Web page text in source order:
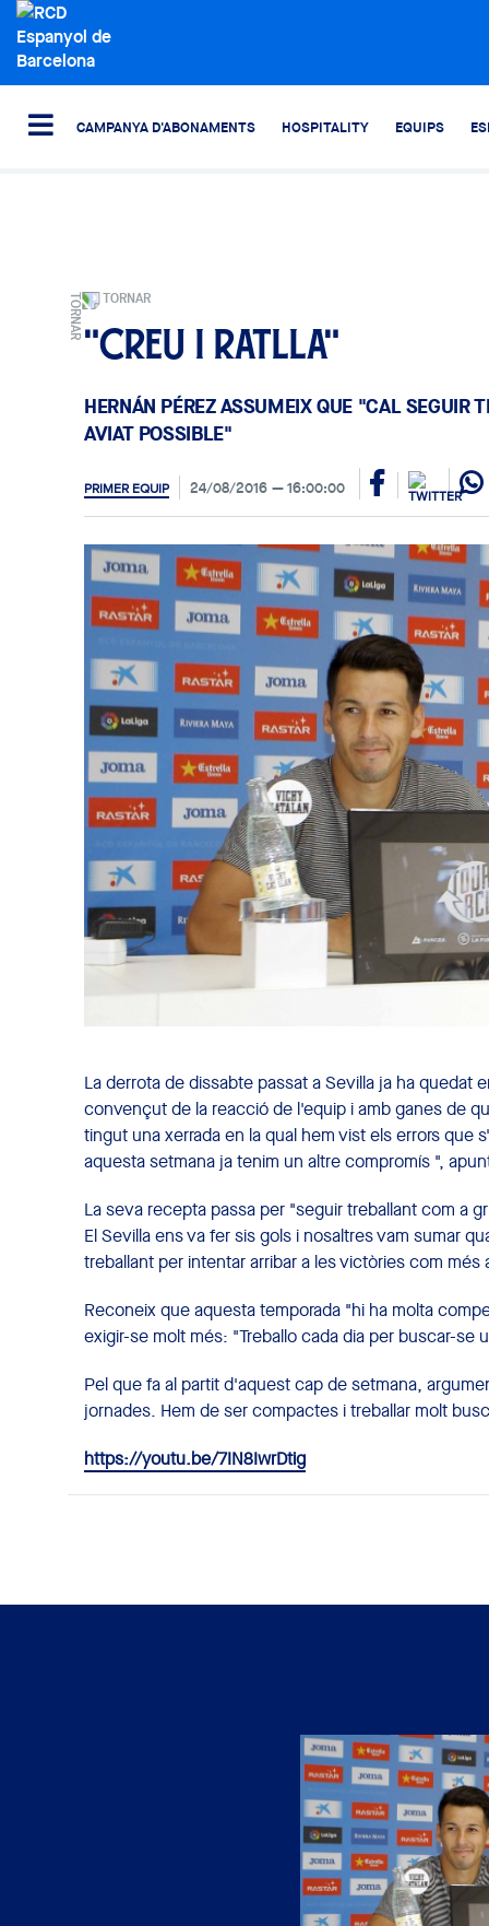
CAMPANYA D'ABONAMENTS HOSPITALITY EQUIPS
TORNAR
"Creu i ratlla"
HERNÁN PÉREZ ASSUMEIX QUE "CAL SEGUIR
AVIAT POSSIBLE"
PRIMER EQUIP 24/08/2016 16:00:00
La derrota de dissabte passat a Sevilla ja ha quedat
convençut de la reacció de l'equip i amb ganes de
tingut una xerrada en la qual hem vist els errors que
aquesta setmana ja tenim un altre compromís ",
La seva recepta passa per "seguir treballant com a
El Sevilla ens va fer sis gols i nosaltres vam sumar
treballant per intentar arribar a les victòries com més
Reconeix que aquesta temporada "hi ha molta
exigir-se molt més: "Treballo cada dia per buscar-se
Pel que fa al partit d'aquest cap de setmana,
jornades. Hem de ser compactes i treballar molt
https://youtu.be/7IN8IwrDtig